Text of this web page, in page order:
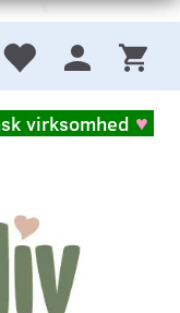
virksomhed ♥